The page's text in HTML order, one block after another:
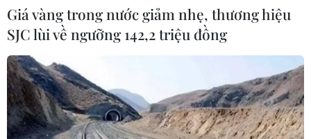
Giá vàng trong nước giảm nhẹ, thương hiệu
SJC lùi về ngưỡng 142,2 triệu đồng